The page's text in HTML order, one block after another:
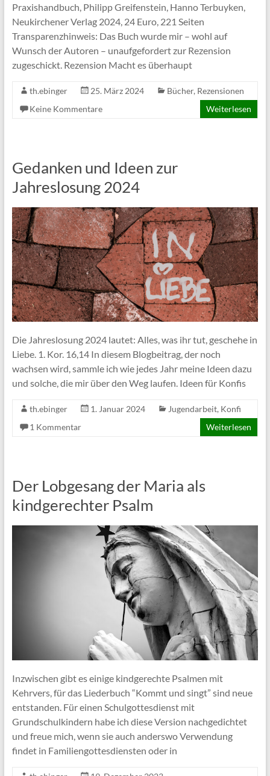
Praxishandbuch, Philipp Greifenstein, Hanno Terbuyken,
Neukirchener Verlag 2024, 24 Euro, 221 Seiten
Transparenzhinweis: Das Buch wurde mir – wohl auf
Wunsch der Autoren – unaufgefordert zur Rezension
zugeschickt. Rezension Macht es überhaupt
th.ebinger 25. März 2024 Bücher, Rezensionen
Keine Kommentare
Weiterlesen
Gedanken und Ideen zur
Jahreslosung 2024
Die Jahreslosung 2024 lautet: Alles, was ihr tut, geschehe in
Liebe. 1. Kor. 16,14 In diesem Blogbeitrag, der noch
wachsen wird, sammle ich wie jedes Jahr meine Ideen dazu
und solche, die mir über den Weg laufen. Ideen für Konfis
th.ebinger 1. Januar 2024 Jugendarbeit, Konfi
1 Kommentar
Weiterlesen
Der Lobgesang der Maria als
kindgerechter Psalm
Inzwischen gibt es einige kindgerechte Psalmen mit
Kehrvers, für das Liederbuch “Kommt und singt” sind neue
entstanden. Für einen Schulgottesdienst mit
Grundschulkindern habe ich diese Version nachgedichtet
und freue mich, wenn sie auch anderswo Verwendung
findet in Familiengottesdiensten oder in